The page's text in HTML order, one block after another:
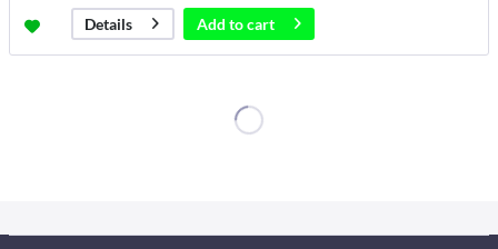
Details
Add tocart